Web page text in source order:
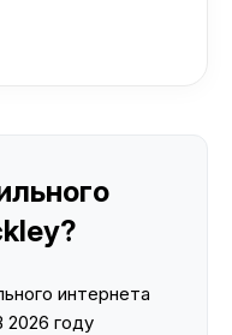
интернета
2026 году